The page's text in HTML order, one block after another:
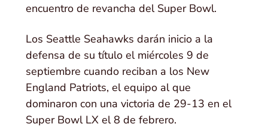
encuentro de revancha del Super Bowl.
Los Seattle Seahawks darán inicio a la
defensa de su título el miércoles 9 de
septiembre cuando reciban a los New
England Patriots, el equipo al que
dominaron con una victoria de 29-13 en el
Super Bowl LX el 8 de febrero.